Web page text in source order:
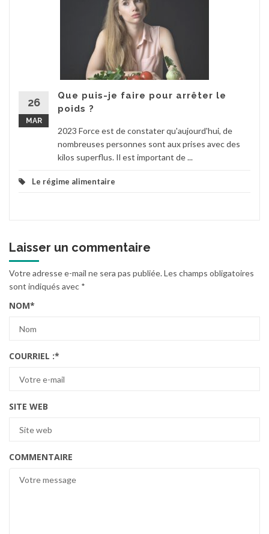
26
MAR
Que puis-je faire pour arrêter le
poids ?
2023 Force est de constater qu'aujourd'hui, de
nombreuses personnes sont aux prises avec des
kilos superflus. Il est important de ...
Le régime alimentaire
Laisser un commentaire
Votre adresse e-mail ne sera pas publiée.Les champs obligatoires
sont indiqués avec *
NOM*
COURRIEL :*
SITE WEB
COMMENTAIRE